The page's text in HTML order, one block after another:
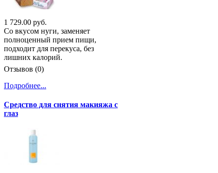
1 729.00 руб.
Со вкусом нуги, заменяет
полноценный прием пищи,
подходит для перекуса, без
лишних калорий.
Отзывов (0)
Подробнее...
Средство для снятия макияжа с
глаз